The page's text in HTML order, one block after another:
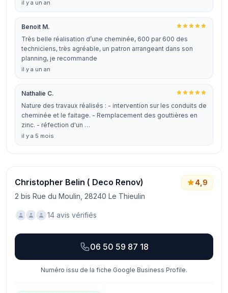
il y a un an
Benoit M.
Très belle réalisation d’une cheminée, 600 par 600 des
techniciens, très agréable, un patron arrangeant dans son
planning, je recommande
il y a un an
Nathalie C.
Nature des travaux réalisés : - intervention sur les conduits de
cheminée et le faitage. - Remplacement des gouttières en
zinc. - réfection d'un …
il y a 5 mois
Christopher Belin ( Deco Renov)
2 bis Rue du Moulin, 28240 Le Thieulin
4,9
14 avis vérifiés
06 50 59 87 18
Numéro issu de la fiche Google Business Profile.